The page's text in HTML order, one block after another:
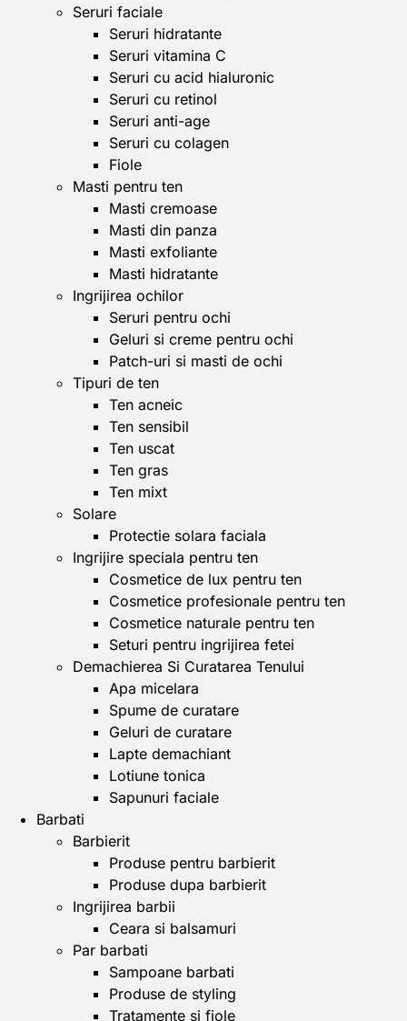
Seruri faciale
Seruri hidratante
Seruri vitamina C
Seruri cu acid hialuronic
Seruri cu retinol
Seruri anti-age
Seruri cu colagen
Fiole
Masti pentru ten
Masti cremoase
Masti din panza
Masti exfoliante
Masti hidratante
Ingrijirea ochilor
Seruri pentru ochi
Geluri si creme pentru ochi
Patch-uri si masti de ochi
Tipuri de ten
Ten acneic
Ten sensibil
Ten uscat
Ten gras
Ten mixt
Solare
Protectie solara faciala
Ingrijire speciala pentru ten
Cosmetice de lux pentru ten
Cosmetice profesionale pentru ten
Cosmetice naturale pentru ten
Seturi pentru ingrijirea fetei
Demachierea Si Curatarea Tenului
Apa micelara
Spume de curatare
Geluri de curatare
Lapte demachiant
Lotiune tonica
Sapunuri faciale
Barbati
Barbierit
Produse pentru barbierit
Produse dupa barbierit
Ingrijirea barbii
Ceara si balsamuri
Par barbati
Sampoane barbati
Produse de styling
Tratamente si fiole